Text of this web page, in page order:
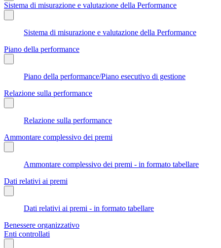
Sistema di misurazione e valutazione della Performance
Sistema di misurazione e valutazione della Performance
Piano della performance
Piano della performance/Piano esecutivo di gestione
Relazione sulla performance
Relazione sulla performance
Ammontare complessivo dei premi
Ammontare complessivo dei premi - in formato tabellare
Dati relativi ai premi
Dati relativi ai premi - in formato tabellare
Benessere organizzativo
Enti controllati